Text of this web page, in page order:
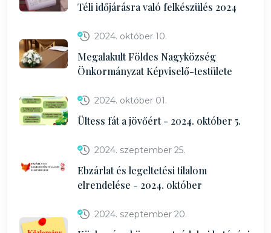
Téli időjárásra való felkészülés 2024
2024. október 10.
Megalakult Földes Nagyközség
Önkormányzat Képviselő-testülete
2024. október 01.
Ültess fát a jövőért - 2024. október 5.
2024. szeptember 25.
Ebzárlat és legeltetési tilalom
elrendelése - 2024. október
2024. szeptember 20.